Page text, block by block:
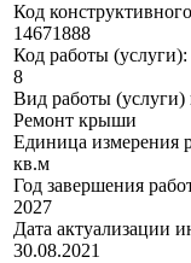
Код
14671888
Код работы (услуги):
8
Вид работы (услуги)
Ремонт крыши
Единица измерения
кв.м
Год завершения
2027
Дата актуализации
30.08.2021